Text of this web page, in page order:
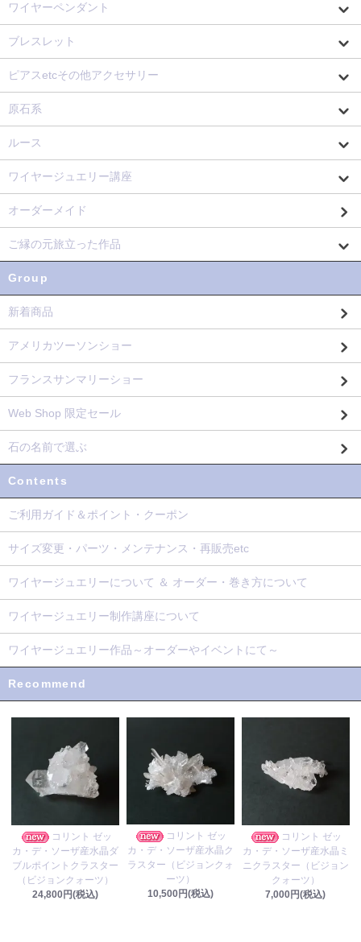
ワイヤーペンダント
ブレスレット
ピアスetcその他アクセサリー
原石系
ルース
ワイヤージュエリー講座
オーダーメイド
ご縁の元旅立った作品
Group
新着商品
アメリカツーソンショー
フランスサンマリーショー
Web Shop 限定セール
石の名前で選ぶ
Contents
ご利用ガイド＆ポイント・クーポン
サイズ変更・パーツ・メンテナンス・再販売etc
ワイヤージュエリーについて ＆ オーダー・巻き方について
ワイヤージュエリー制作講座について
ワイヤージュエリー作品～オーダーやイベントにて～
Recommend
コリント ゼッ
カ・デ・ソーザ産水晶ダ
ブルポイントクラスター
（ビジョンクォーツ）
24,800円(税込)
コリント ゼッ
カ・デ・ソーザ産水晶ク
ラスター（ビジョンクォ
ーツ）
10,500円(税込)
コリント ゼッ
カ・デ・ソーザ産水晶ミ
ニクラスター（ビジョン
クォーツ）
7,000円(税込)